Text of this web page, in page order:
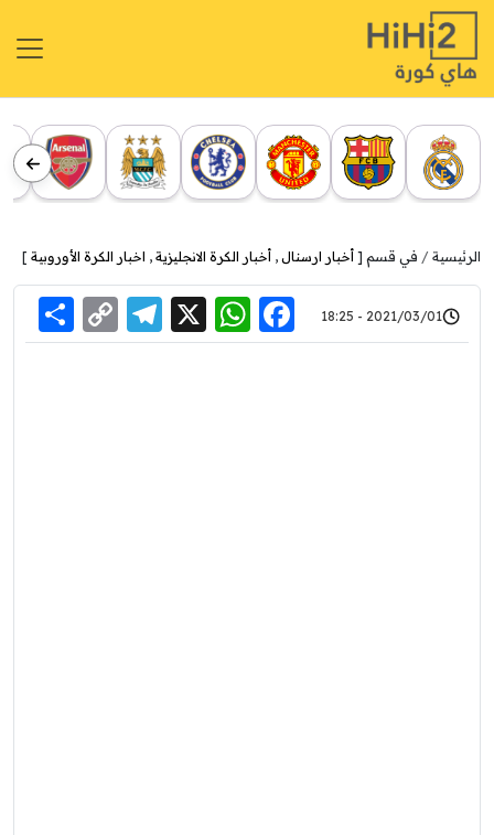
الرئيسية في قسم [ أخبار ارسنال , أخبار الكرة الانجليزية , اخبار الكرة الأوروبية ]
2021/03/01 - 18:25
Facebook
WhatsApp
X
Link